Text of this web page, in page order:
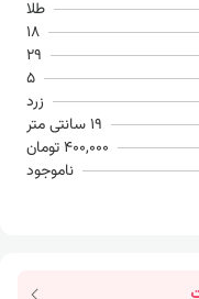
طلا
18
29
5
زرد
19 سانتی متر
400,000 تومان
ناموجود